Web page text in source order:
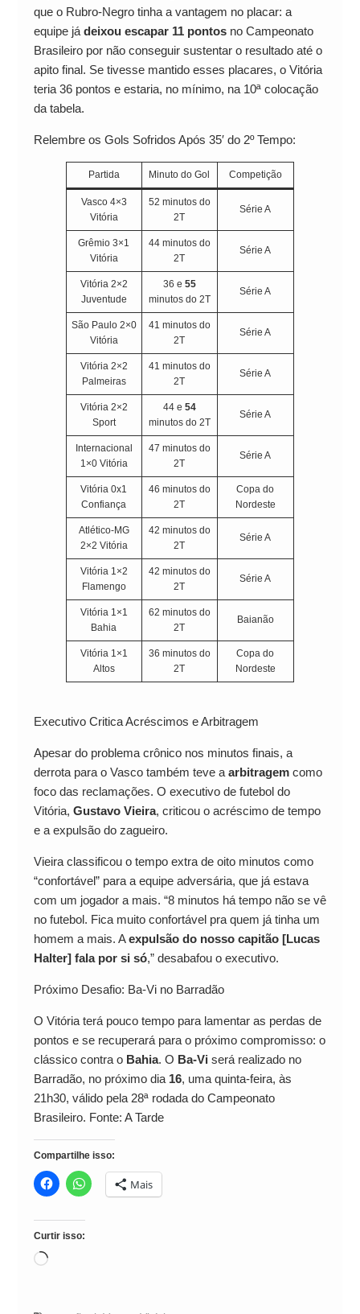
que o Rubro-Negro tinha a vantagem no placar: a
equipe já deixou escapar 11 pontosno Campeonato
Brasileiro por não conseguir sustentar o resultado até o
apito final. Se tivesse mantido esses placares, o Vitória
teria 36 pontos e estaria, no mínimo, na 10ª colocação
da tabela.
Relembre os Gols Sofridos Após 35′ do 2º Tempo:
Partida Minuto do Gol Competição
Vasco 4×3
Vitória
52 minutos do
2T
Série A
Grêmio 3×1
Vitória
44 minutos do
2T
Série A
Vitória 2×2
Juventude
36 e 55
minutos do 2T
Série A
São Paulo 2×0
Vitória
41 minutos do
2T
Série A
Vitória 2×2
Palmeiras
41 minutos do
2T
Série A
Vitória 2×2
Sport
44 e 54
minutos do 2T
Série A
Internacional
1×0 Vitória
47 minutos do
2T
Série A
Vitória 0x1
Confiança
46 minutos do
2T
Copa do
Nordeste
Atlético-MG
2×2 Vitória
42 minutos do
2T
Série A
Vitória 1×2
Flamengo
42 minutos do
2T
Série A
Vitória 1×1
Bahia
62 minutos do
2T
Baianão
Vitória 1×1
Altos
36 minutos do
2T
Copa do
Nordeste
Executivo Critica Acréscimos e Arbitragem
Apesar do problema crônico nos minutos finais, a
derrota para o Vasco também teve a arbitragemcomo
foco das reclamações. O executivo de futebol do
Vitória, Gustavo Vieira, criticou o acréscimo de tempo
e a expulsão do zagueiro.
Vieira classificou o tempo extra de oito minutos como
“confortável” para a equipe adversária, que já estava
com um jogador a mais. “8 minutos há tempo não se vê
no futebol. Fica muito confortável pra quem já tinha um
homem a mais. Aexpulsão do nosso capitão [Lucas
Halter] fala por si só,” desabafou o executivo.
Próximo Desafio: Ba-Vi no Barradão
O Vitória terá pouco tempo para lamentar as perdas de
pontos e se recuperará para o próximo compromisso: o
clássico contra o Bahia. O Ba-Vi será realizado no
Barradão, no próximo dia 16, uma quinta-feira, às
21h30, válido pela 28ª rodada do Campeonato
Brasileiro. Fonte: A Tarde
Compartilhe isso:
Mais
Curtir isso:
Carregando...